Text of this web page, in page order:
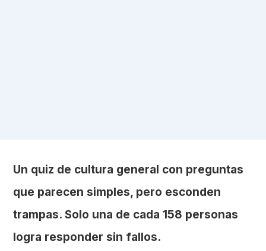
Un quiz de cultura general con preguntas
que parecen simples, pero esconden
trampas. Solo una de cada 158 personas
logra responder sin fallos.